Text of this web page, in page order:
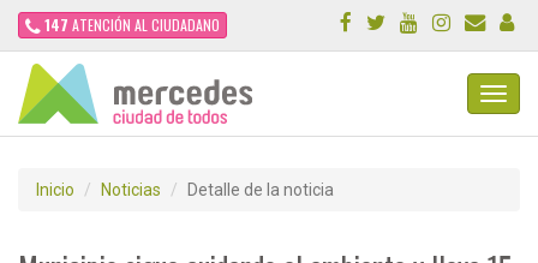
147 ATENCIÓN AL CIUDADANO
Inicio Noticias Detalle de la noticia